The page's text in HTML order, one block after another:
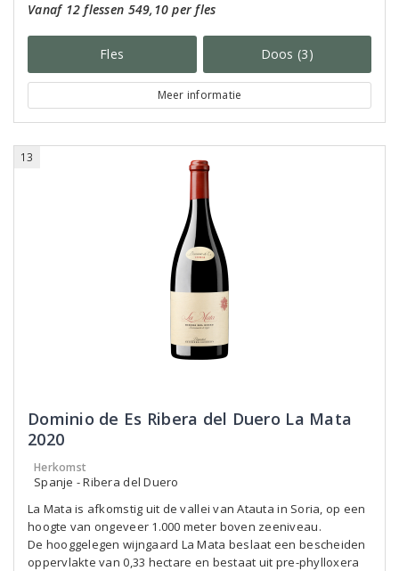
Vanaf 12 flessen 549,10 per fles
Fles Doos (3)
Meer informatie
13
Dominio de Es Ribera del Duero La Mata
2020
Herkomst
Spanje - Ribera del Duero
La Mata is afkomstig uit de vallei van Atauta in Soria, op een
hoogte van ongeveer 1.000 meter boven zeeniveau.
De hooggelegen wijngaard La Mata beslaat een bescheiden
oppervlakte van 0,33 hectare en bestaat uit pre-phylloxera